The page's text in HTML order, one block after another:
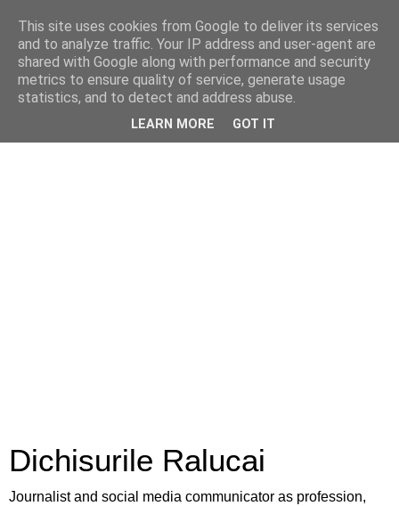
Dichisurile Ralucai
Journalist and social media communicator as profession,
This site uses cookies from Google to deliver its services
and to analyze traffic. Your IP address and user-agent are
shared with Google along with performance and security
metrics to ensure quality of service, generate usage
statistics, and to detect and address abuse.
LEARN MORE GOT IT